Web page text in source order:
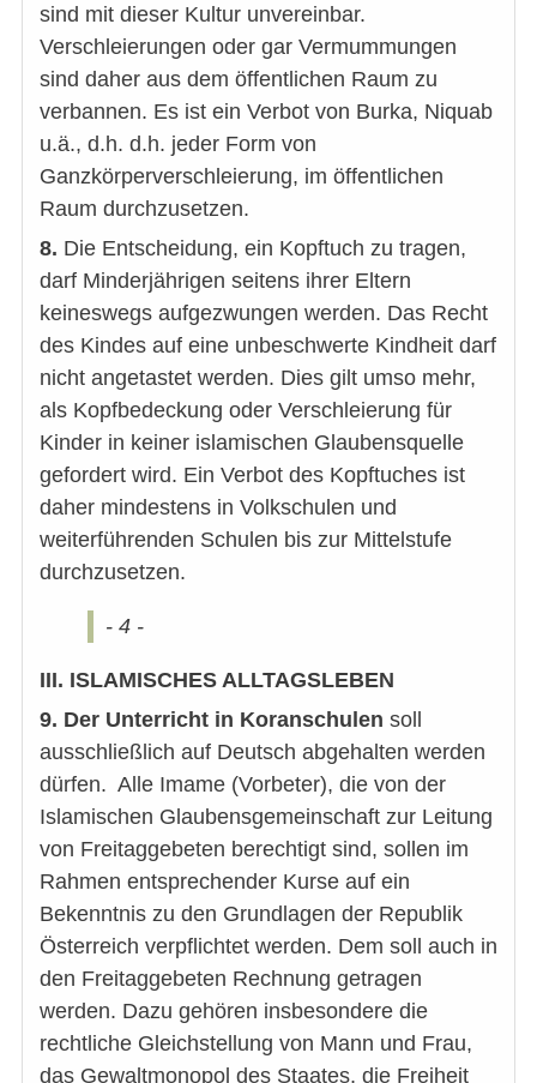
sind mit dieser Kultur unvereinbar.
Verschleierungen oder gar Vermummungen
sind daher aus dem öffentlichen Raum zu
verbannen. Es ist ein Verbot von Burka, Niquab
u.ä., d.h. d.h. jeder Form von
Ganzkörperverschleierung, im öffentlichen
Raum durchzusetzen.
8. Die Entscheidung, ein Kopftuch zu tragen,
darf Minderjährigen seitens ihrer Eltern
keineswegs aufgezwungen werden. Das Recht
des Kindes auf eine unbeschwerte Kindheit darf
nicht angetastet werden. Dies gilt umso mehr,
als Kopfbedeckung oder Verschleierung für
Kinder in keiner islamischen Glaubensquelle
gefordert wird. Ein Verbot des Kopftuches ist
daher mindestens in Volkschulen und
weiterführenden Schulen bis zur Mittelstufe
durchzusetzen.
- 4 -
III. ISLAMISCHES ALLTAGSLEBEN
9. Der Unterricht in Koranschulen soll
ausschließlich auf Deutsch abgehalten werden
dürfen. Alle Imame (Vorbeter), die von der
Islamischen Glaubensgemeinschaft zur Leitung
von Freitaggebeten berechtigt sind, sollen im
Rahmen entsprechender Kurse auf ein
Bekenntnis zu den Grundlagen der Republik
Österreich verpflichtet werden. Dem soll auch in
den Freitaggebeten Rechnung getragen
werden. Dazu gehören insbesondere die
rechtliche Gleichstellung von Mann und Frau,
das Gewaltmonopol des Staates, die Freiheit